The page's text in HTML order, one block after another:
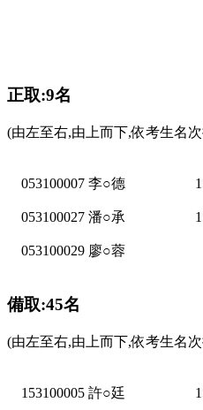
正取:9名
(由左至右,由上而下,依考生名
053100007 李○德
053100027 潘○承
053100029 廖○蓉
備取:45名
(由左至右,由上而下,依考生名
153100005 許○廷